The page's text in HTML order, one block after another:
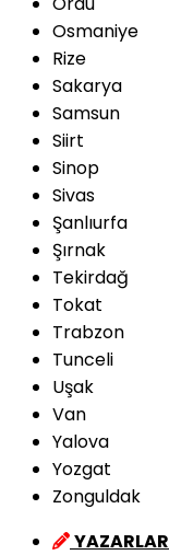
Osmaniye
Rize
Sakarya
Samsun
Siirt
Sinop
Sivas
Şanlıurfa
Şırnak
Tekirdağ
Tokat
Trabzon
Tunceli
Uşak
Van
Yalova
Yozgat
Zonguldak
YAZARLAR